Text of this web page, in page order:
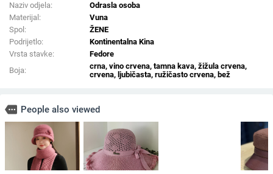
Naziv odjela:
Odrasla osoba
Materijal:
Vuna
Spol:
ŽENE
Podrijetlo:
Kontinentalna Kina
Vrsta stavke:
Fedore
Boja:
crna, vino crvena, tamna kava, žižula crvena,
crvena, ljubičasta, ružičasto crvena, bež
more People also viewed